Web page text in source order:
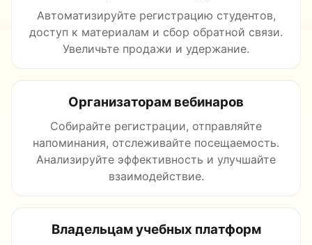
Автоматизируйте регистрацию студентов,
доступ к материалам и сбор обратной связи.
Увеличьте продажи и удержание.
Организаторам вебинаров
Собирайте регистрации, отправляйте
напоминания, отслеживайте посещаемость.
Анализируйте эффективность и улучшайте
взаимодействие.
Владельцам учебных платформ